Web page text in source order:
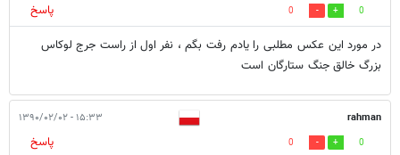
0
0
پاسخ
در مورد این عکس مطلبی را یادم رفت بگم ، نفر اول از راست جرج لوکاس
بزرگ خالق جنگ ستارگان است
rahman ۱۵:۳۳ - ۱۳۹۰/۰۲/۰۲
0
0
پاسخ